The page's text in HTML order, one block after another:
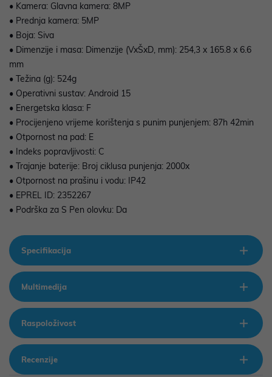
• Kamera: Glavna kamera: 8MP
• Prednja kamera: 5MP
• Boja: Siva
• Dimenzije i masa: Dimenzije (VxŠxD, mm): 254,3 x 165.8 x 6.6
mm
• Težina (g): 524g
• Operativni sustav: Android 15
• Energetska klasa: F
• Procijenjeno vrijeme korištenja s punim punjenjem: 87h 42min
• Otpornost na pad: E
• Indeks popravljivosti: C
• Trajanje baterije: Broj ciklusa punjenja: 2000x
• Otpornost na prašinu i vodu: IP42
• EPREL ID: 2352267
• Podrška za S Pen olovku: Da
Specifikacija
Multimedija
Raspoloživost
Recenzije